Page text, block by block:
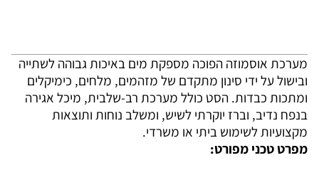
מערכת אוסמוזה הפוכה מספקת מים באיכות גבוהה לשתייה
ובישול על ידי סינון מתקדם של מזהמים, מלחים, כימיקלים
ומתכות כבדות. הסט כולל מערכת רב-שלבית, מיכל אגירה
בנפח נדיב, וברז יוקרתי לשיש, ומשלב נוחות ותוצאות
מקצועיות לשימוש ביתי או משרדי.
מפרט טכני מפורט: